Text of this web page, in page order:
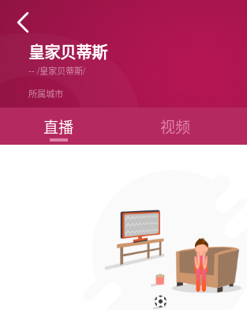

皇家贝蒂斯
-- /皇家贝蒂斯/
所属城市
直播 视频